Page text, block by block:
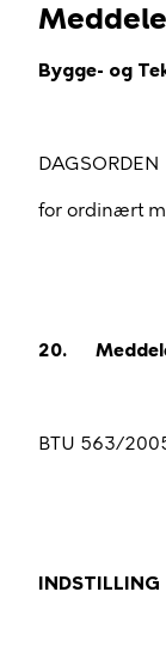
Bygge- og
DAGSORDEN
for ordinært
20.
BTU 563/
INDSTILLING